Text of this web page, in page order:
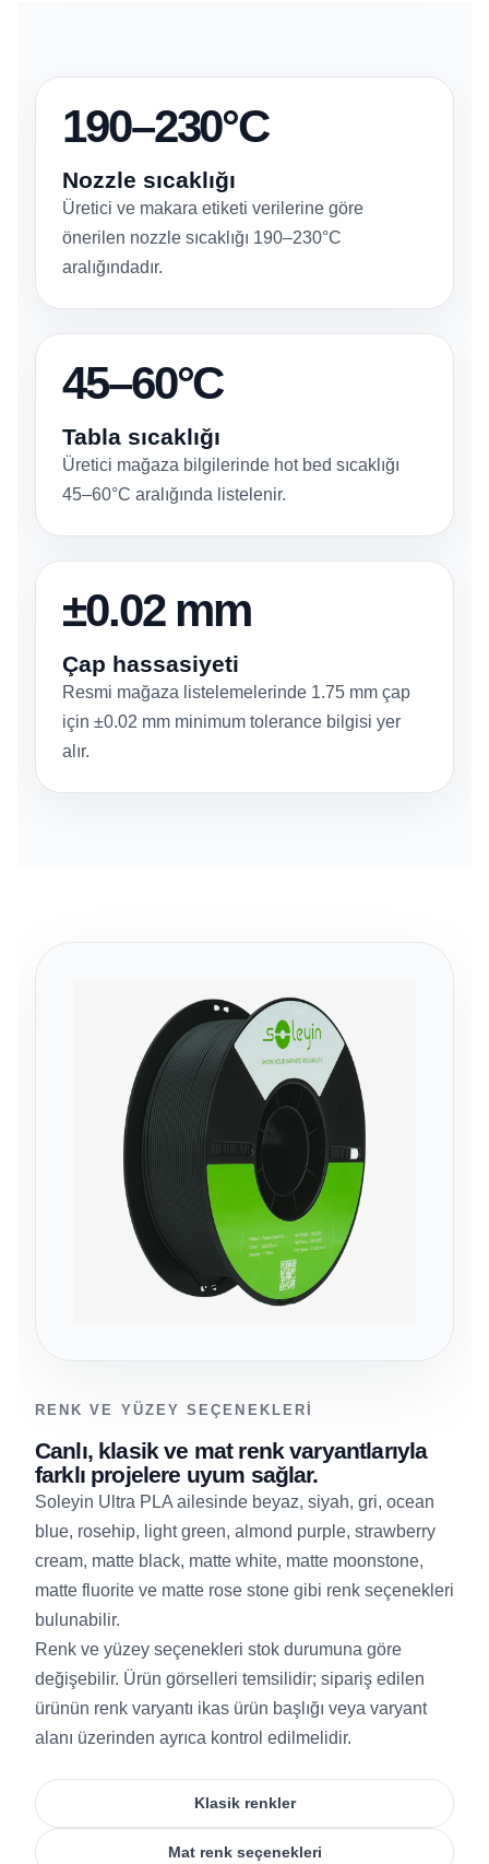
190–230°C
Nozzle sıcaklığı
Üretici ve makara etiketi verilerine göre
önerilen nozzle sıcaklığı 190–230°C
aralığındadır.
45–60°C
Tabla sıcaklığı
Üretici mağaza bilgilerinde hot bed sıcaklığı
45–60°C aralığında listelenir.
±0.02 mm
Çap hassasiyeti
Resmi mağaza listelemelerinde 1.75 mm çap
için ±0.02 mm minimum tolerance bilgisi yer
alır.
RENK VE YÜZEY SEÇENEKLERI
Canlı, klasik ve mat renk varyantlarıyla
farklı projelere uyum sağlar.
Soleyin Ultra PLA ailesinde beyaz, siyah, gri, ocean
blue, rosehip, light green, almond purple, strawberry
cream, matte black, matte white, matte moonstone,
matte fluorite ve matte rose stone gibi renk seçenekleri
bulunabilir.
Renk ve yüzey seçenekleri stok durumuna göre
değişebilir. Ürün görselleri temsilidir; sipariş edilen
ürünün renk varyantı ikas ürün başlığı veya varyant
alanı üzerinden ayrıca kontrol edilmelidir.
Klasik renkler
Mat renk seçenekleri